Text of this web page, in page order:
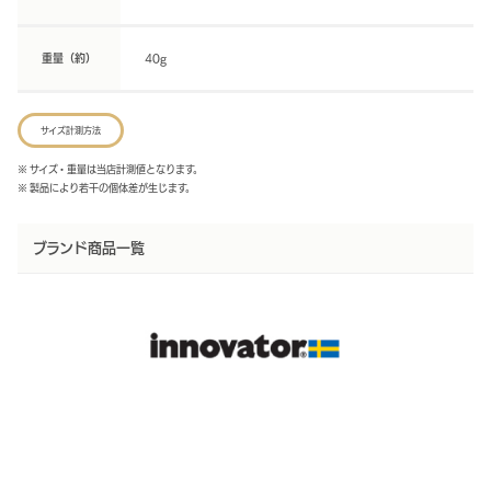
重量（約） 40g
サイズ計測方法
※ サイズ・重量は当店計測値となります。
※ 製品により若干の個体差が生じます。
ブランド商品一覧